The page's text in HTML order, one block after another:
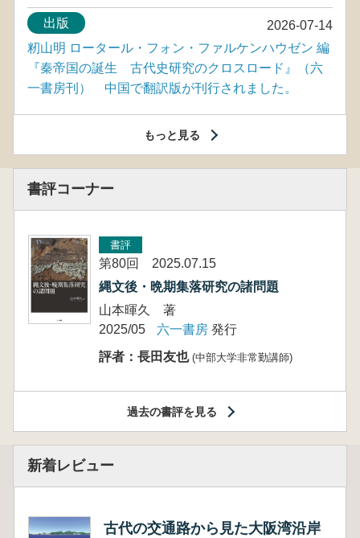
2026-07-14
出版
籾山明 ロータール・フォン・ファルケンハウゼン 編
『秦帝国の誕生 古代史研究のクロスロード』（六
一書房刊） 中国で翻訳版が刊行されました。
もっと見る
書評コーナー
書評
第80回 2025.07.15
縄文後・晩期集落研究の諸問題
山本暉久 著
2025/05
六一書房 発行
評者：長田友也 (中部大学非常勤講師)
過去の書評を見る
新着レビュー
古代の交通路から見た大阪湾沿岸